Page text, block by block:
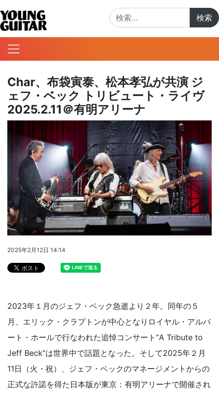
Char、布袋寅泰、松本孝弘が共演 ジ
ェフ・ベック トリビュート・ライヴ
2025.2.11＠有明アリーナ
2025年2月12日 14:14
2023年１月のジェフ・ベック急逝より２年。同年の５
月、エリック・クラプトンが中心となりロイヤル・アルバ
ート・ホールで行なわれた追悼コンサート“A Tribute to
Jeff Beck”は世界中で話題となった。そして2025年２月
11日（火・祝）、ジェフ・ベックのマネージメントからの
正式な許諾を得た日本版が東京：有明アリーナで開催され